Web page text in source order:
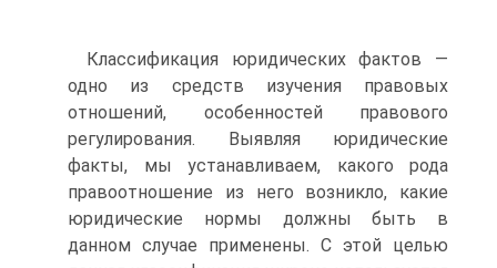
Классификация юридических фактов —
одно из средств изучения правовых
отношений, особенностей правового
регулирования. Выяв­ляя юридические
факты, мы устанавливаем, какого рода
правоотно­шение из него возникло, какие
юридические нормы должны быть в
данном случае применены. С этой целью